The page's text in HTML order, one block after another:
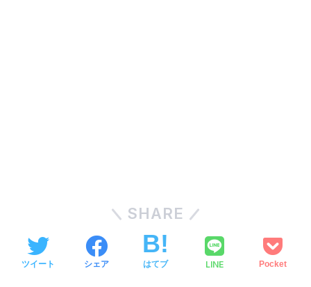
SHARE
ツイート シェア はてブ LINE Pocket